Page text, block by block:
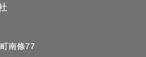
南條77